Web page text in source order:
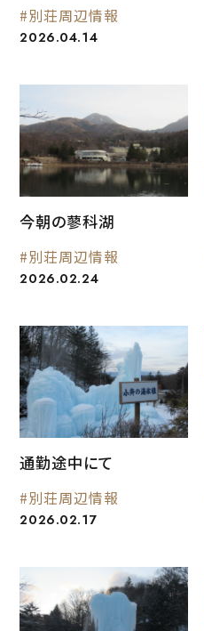
#別荘周辺情報
2026.04.14
今朝の蓼科湖
#別荘周辺情報
2026.02.24
通勤途中にて
#別荘周辺情報
2026.02.17